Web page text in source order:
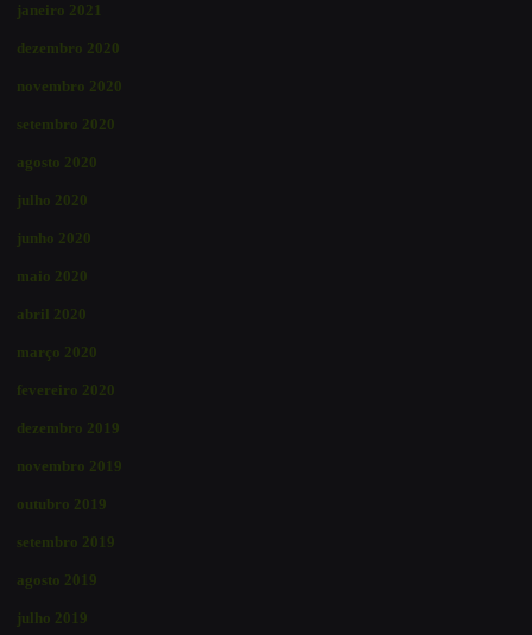
janeiro 2021
dezembro 2020
novembro 2020
setembro 2020
agosto 2020
julho 2020
junho 2020
maio 2020
abril 2020
março 2020
fevereiro 2020
dezembro 2019
novembro 2019
outubro 2019
setembro 2019
agosto 2019
julho 2019